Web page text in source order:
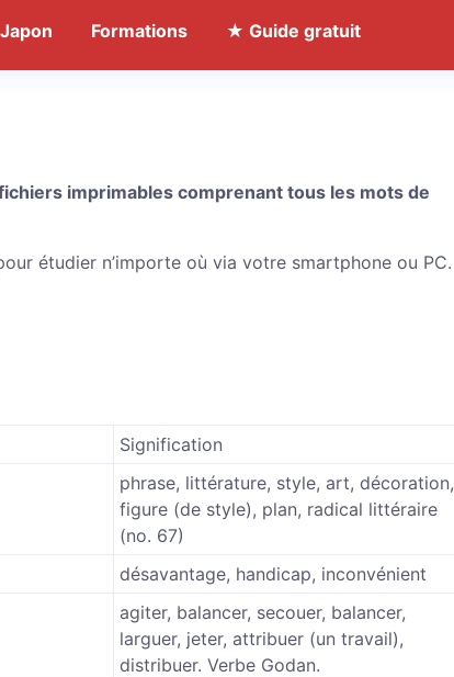
imprimables comprenant tous les mots de
étudier n’importe où via votre smartphone ou PC.
Signification
phrase, littérature, style, art, décoration,
figure (de style), plan, radical littéraire
(no. 67)
désavantage, handicap, inconvénient
agiter, balancer, secouer, balancer,
larguer, jeter, attribuer (un travail),
distribuer. Verbe Godan.
Formations ★ Guide gratuit